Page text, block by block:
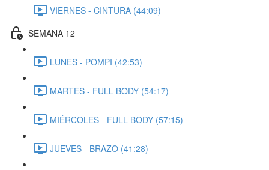
VIERNES - CINTURA (44:09)
SEMANA 12
LUNES - POMPI (42:53)
MARTES - FULL BODY (54:17)
MIÉRCOLES - FULL BODY (57:15)
JUEVES - BRAZO (41:28)